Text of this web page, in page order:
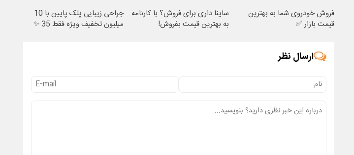
فروش خودروی شما به بهترین
قیمت بازار ✅
ساینا داری برای فروش؟ با کارنامه
به بهترین قیمت بفروش!
جراحی زیبایی پلک پایین با 10
میلیون تخفیف ویژه فقط 35 ✨
ارسال نظر